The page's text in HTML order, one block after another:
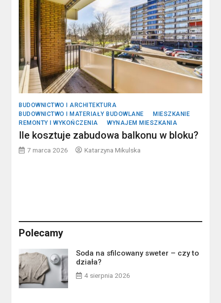
BUDOWNICTWO I ARCHITEKTURA
BUDOWNICTWO I MATERIAŁY BUDOWLANE
MIESZKANIE
REMONTY I WYKOŃCZENIA
WYNAJEM MIESZKANIA
Ile kosztuje zabudowa balkonu w bloku?
7 marca 2026 Katarzyna Mikulska
Polecamy
Soda na sfilcowany sweter – czy to
działa?
4 sierpnia 2026